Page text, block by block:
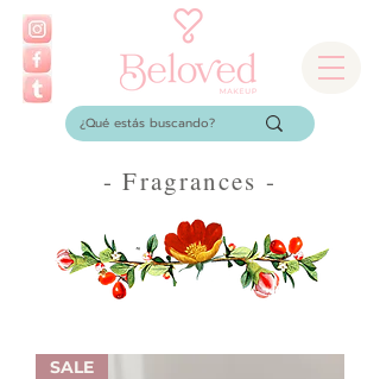
- Fragrances -
SALE